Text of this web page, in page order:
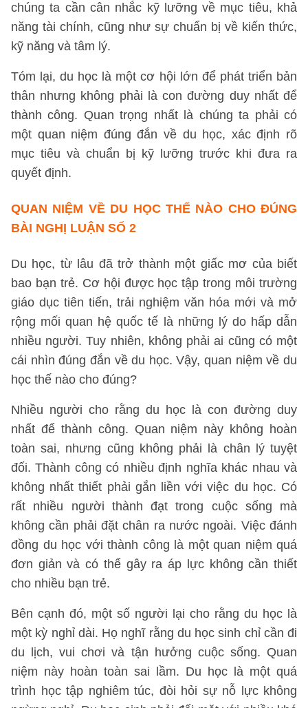
chúng ta cần cân nhắc kỹ lưỡng về mục tiêu, khả
năng tài chính, cũng như sự chuẩn bị về kiến thức,
kỹ năng và tâm lý.
Tóm lại, du học là một cơ hội lớn để phát triển bản
thân nhưng không phải là con đường duy nhất để
thành công. Quan trọng nhất là chúng ta phải có
một quan niệm đúng đắn về du học, xác định rõ
mục tiêu và chuẩn bị kỹ lưỡng trước khi đưa ra
quyết định.
QUAN NIỆM VỀ DU HỌC THẾ NÀO CHO ĐÚNG
BÀI NGHỊ LUẬN SỐ 2
Du học, từ lâu đã trở thành một giấc mơ của biết
bao bạn trẻ. Cơ hội được học tập trong môi trường
giáo dục tiên tiến, trải nghiệm văn hóa mới và mở
rộng mối quan hệ quốc tế là những lý do hấp dẫn
nhiều người. Tuy nhiên, không phải ai cũng có một
cái nhìn đúng đắn về du học. Vậy, quan niệm về du
học thế nào cho đúng?
Nhiều người cho rằng du học là con đường duy
nhất để thành công. Quan niệm này không hoàn
toàn sai, nhưng cũng không phải là chân lý tuyệt
đối. Thành công có nhiều định nghĩa khác nhau và
không nhất thiết phải gắn liền với việc du học. Có
rất nhiều người thành đạt trong cuộc sống mà
không cần phải đặt chân ra nước ngoài. Việc đánh
đồng du học với thành công là một quan niệm quá
đơn giản và có thể gây ra áp lực không cần thiết
cho nhiều bạn trẻ.
Bên cạnh đó, một số người lại cho rằng du học là
một kỳ nghỉ dài. Họ nghĩ rằng du học sinh chỉ cần đi
du lịch, vui chơi và tận hưởng cuộc sống. Quan
niệm này hoàn toàn sai lầm. Du học là một quá
trình học tập nghiêm túc, đòi hỏi sự nỗ lực không